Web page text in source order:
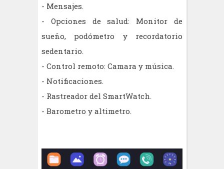
- Mensajes.
- Opciones de salud: Monitor de
sueño, podómetro y recordatorio
sedentario.
- Control remoto: Camara y música.
- Notificaciones.
- Rastreador del SmartWatch.
- Barometro y altimetro.